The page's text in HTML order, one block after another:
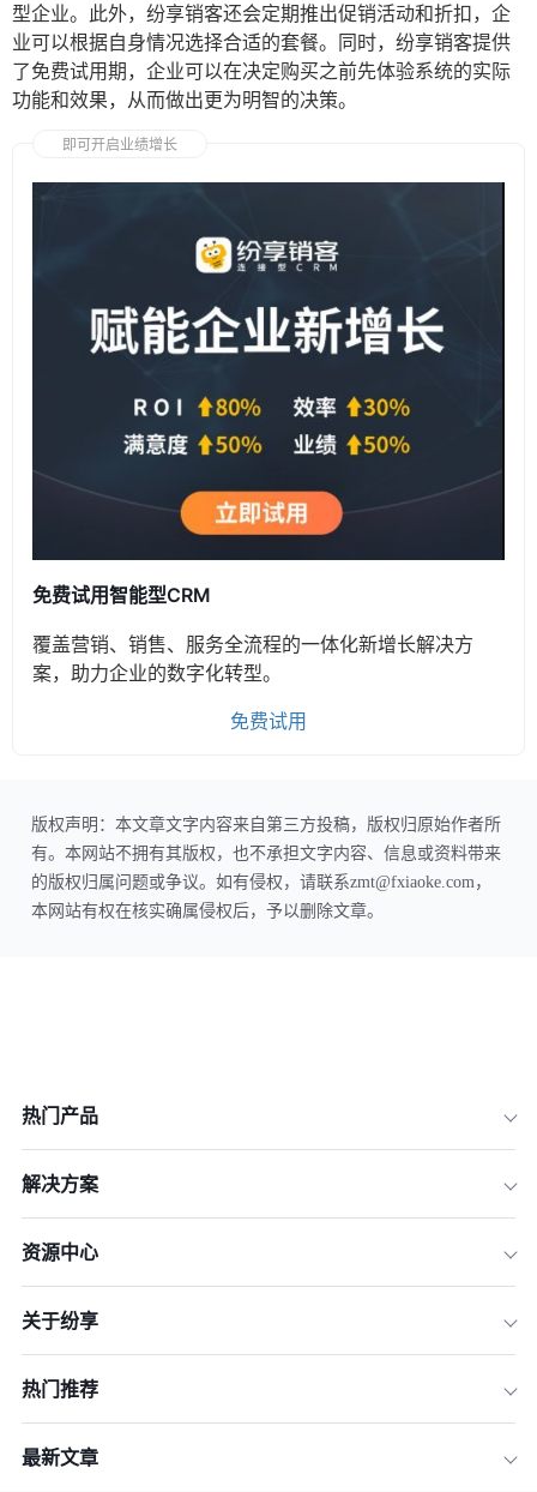
型企业。此外，纷享销客还会定期推出促销活动和折扣，企
业可以根据自身情况选择合适的套餐。同时，纷享销客提供
了免费试用期，企业可以在决定购买之前先体验系统的实际
功能和效果，从而做出更为明智的决策。
即可开启业绩增长
免费试用智能型CRM
覆盖营销、销售、服务全流程的一体化新增长解决方
案，助力企业的数字化转型。
免费试用
版权声明：本文章文字内容来自第三方投稿，版权归原始作者所
有。本网站不拥有其版权，也不承担文字内容、信息或资料带来
的版权归属问题或争议。如有侵权，请联系zmt@fxiaoke.com，
本网站有权在核实确属侵权后，予以删除文章。
热门产品
解决方案
资源中心
关于纷享
热门推荐
最新文章